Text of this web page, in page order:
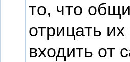
то, что
отрицать
входить от